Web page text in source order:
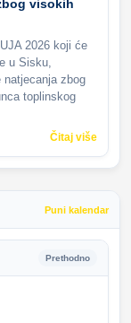
visokih
2026 koji će
u Sisku,
zbog
toplinskog
Čitaj više
Puni kalendar
Prethodno